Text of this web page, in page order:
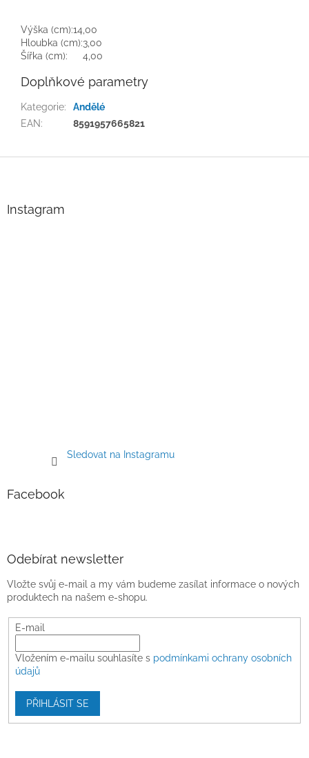
Výška (cm):14,00
Hloubka (cm):3,00
Šířka (cm):
4,00
Doplňkové parametry
Kategorie:
Andělé
EAN: 8591957665821
Instagram
Sledovat na Instagramu
Facebook
Odebírat newsletter
Vložte svůj e-mail a my vám budeme zasílat informace o nových
produktech na našem e-shopu.
E-mail
Vložením e-mailu souhlasíte s podmínkami ochrany osobních
údajů
PŘIHLÁSIT SE